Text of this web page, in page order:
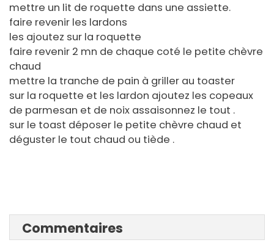
mettre un lit de roquette dans une assiette.
faire revenir les lardons
les ajoutez sur la roquette
faire revenir 2 mn de chaque coté le petite chèvre
chaud
mettre la tranche de pain à griller au toaster
sur la roquette et les lardon ajoutez les copeaux
de parmesan et de noix assaisonnez le tout .
sur le toast déposer le petite chèvre chaud et
déguster le tout chaud ou tiède .
Commentaires